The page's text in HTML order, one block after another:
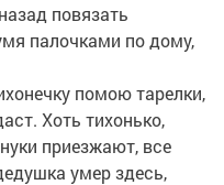
повязать
палочками по дому,
помою тарелки,
Хоть тихонько,
приезжают, все
умер здесь,